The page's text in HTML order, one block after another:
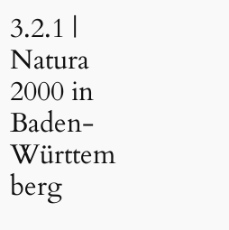
3.2.1 |
Natura
2000 in
Baden-
Württem
berg